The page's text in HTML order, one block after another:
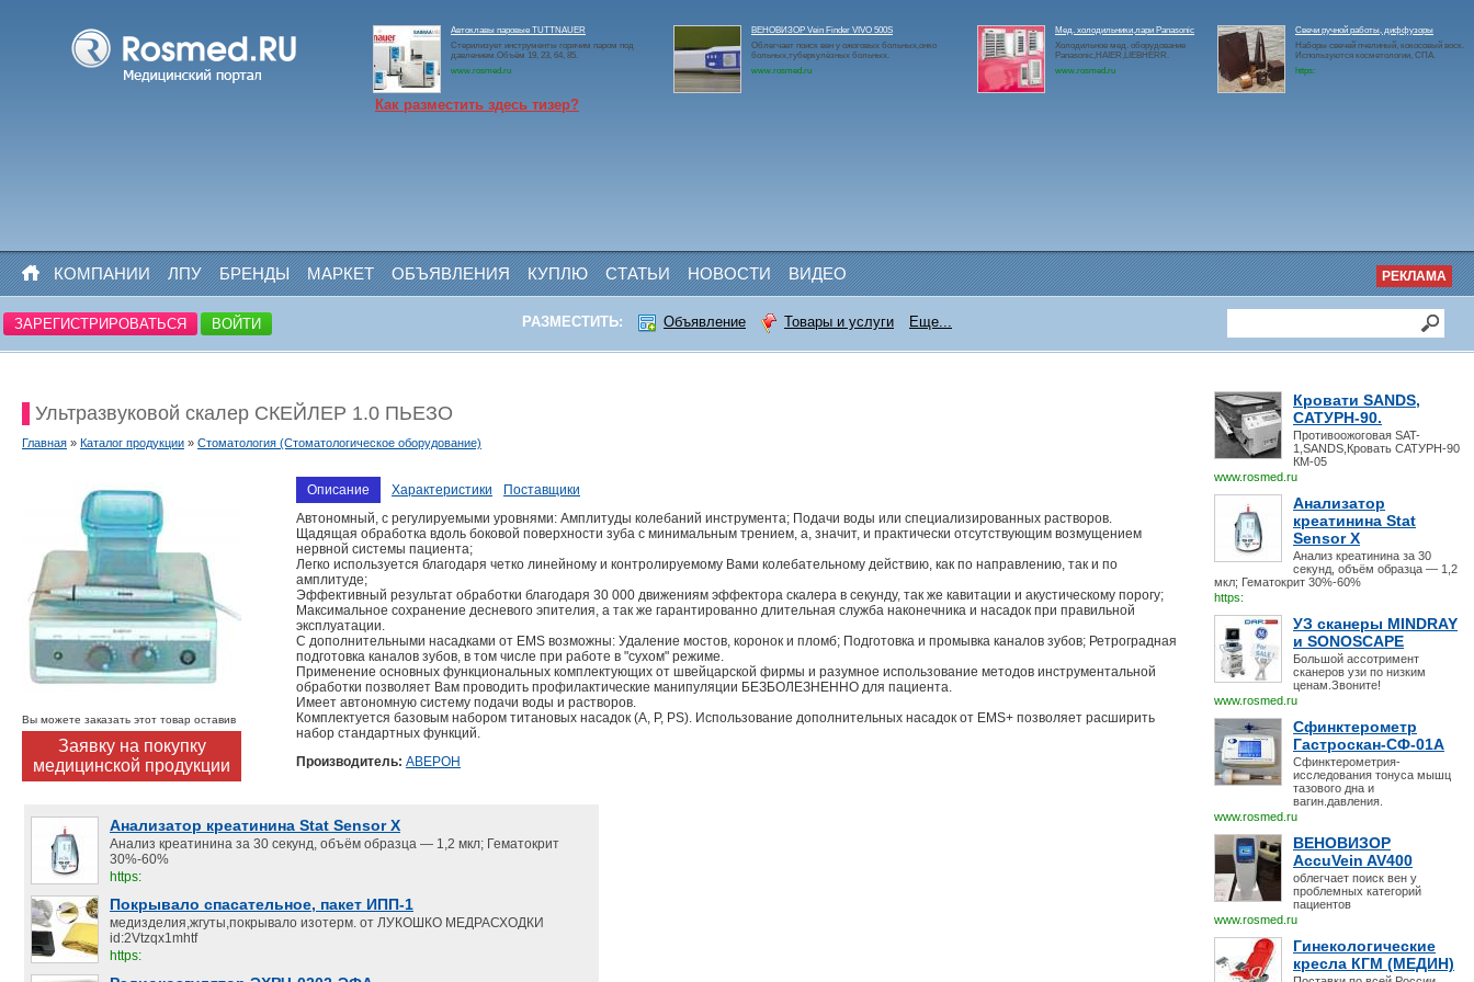
Автоклавы паровые TUTTNAUER
Стерилизует инструменты горячим паром под
давлением.Объём 19, 23, 64, 85.
www.rosmed.ru
ВЕНОВИЗОР Vein Finder VIVO 500S
Облегчает поиск вен у ожоговых больных,онко
больных,туберкулёзных больных.
www.rosmed.ru
Мед. холодильники,лари Panasonic
Холодильное мед. оборудование
Panasonic,HAIER,LIEBHERR.
www.rosmed.ru
Свечи ручной работы, диффузоры
Наборы свечей пчелиный, кокосовый воск.
Используются косметологии, СПА.
https:
Как разместить здесь тизер?
КОМПАНИИ ЛПУ БРЕНДЫ МАРКЕТ ОБЪЯВЛЕНИЯ КУПЛЮ СТАТЬИ НОВОСТИ ВИДЕО РЕКЛАМА
ЗАРЕГИСТРИРОВАТЬСЯ ВОЙТИ РАЗМЕСТИТЬ: Объявление Товары и услуги Еще...
Кровати SANDS,
САТУРН-90.
Противоожоговая SAT-
1,SANDS,Кровать САТУРН-90
КМ-05
www.rosmed.ru
Анализатор
креатинина Stat
Sensor X
Анализ креатинина за 30
секунд, объём образца — 1,2
мкл; Гематокрит 30%-60%
https:
УЗ сканеры MINDRAY
и SONOSCAPE
Большой ассотримент
сканеров узи по низким
ценам.Звоните!
www.rosmed.ru
Сфинктерометр
Гастроскан-СФ-01А
Сфинктерометрия-
исследования тонуса мышц
тазового дна и
вагин.давления.
www.rosmed.ru
ВЕНОВИЗОР
AccuVein AV400
облегчает поиск вен у
проблемных категорий
пациентов
www.rosmed.ru
Гинекологические
кресла КГМ (МЕДИН)
Ультразвуковой скалер СКЕЙЛЕР 1.0 ПЬЕЗО
Главная » Каталог продукции » Стоматология (Стоматологическое оборудование)
Вы можете заказать этот товар оставив
Заявку на покупку
медицинской продукции
Описание Характеристики
Поставщики
Автономный, с регулируемыми уровнями: Амплитуды колебаний инструмента; Подачи воды или специализированных растворов.
Щадящая обработка вдоль боковой поверхности зуба с минимальным трением, а, значит, и практически отсутствующим возмущением
нервной системы пациента;
Легко используется благодаря четко линейному и контролируемому Вами колебательному действию, как по направлению, так и по
амплитуде;
Эффективный результат обработки благодаря 30 000 движениям эффектора скалера в секунду, так же кавитации и акустическому порогу;
Максимальное сохранение десневого эпителия, а так же гарантированно длительная служба наконечника и насадок при правильной
эксплуатации.
С дополнительными насадками от EMS возможны: Удаление мостов, коронок и пломб; Подготовка и промывка каналов зубов; Ретроградная
подготовка каналов зубов, в том числе при работе в "сухом" режиме.
Применение основных функциональных комплектующих от швейцарской фирмы и разумное использование методов инструментальной
обработки позволяет Вам проводить профилактические манипуляции БЕЗБОЛЕЗНЕННО для пациента.
Имеет автономную систему подачи воды и растворов.
Комплектуется базовым набором титановых насадок (A, P, PS). Использование дополнительных насадок от EMS+ позволяет расширить
набор стандартных функций.
Производитель: АВЕРОН
Анализатор креатинина Stat Sensor X
Анализ креатинина за 30 секунд, объём образца — 1,2 мкл; Гематокрит
30%-60%
https:
Покрывало спасательное, пакет ИПП-1
медизделия,жгуты,покрывало изотерм. от ЛУКОШКО МЕДРАСХОДКИ
id:2Vtzqx1mhtf
https: